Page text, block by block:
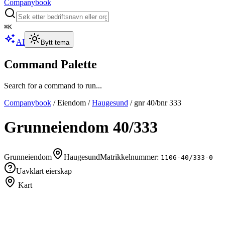
Companybook
⌘K
AI Bytt tema
Command Palette
Search for a command to run...
Companybook /Eiendom /Haugesund / gnr40/bnr333
Grunneiendom 40/333
Grunneiendom HaugesundMatrikkelnummer: 1106-40/333-0
Uavklart eierskap
Kart